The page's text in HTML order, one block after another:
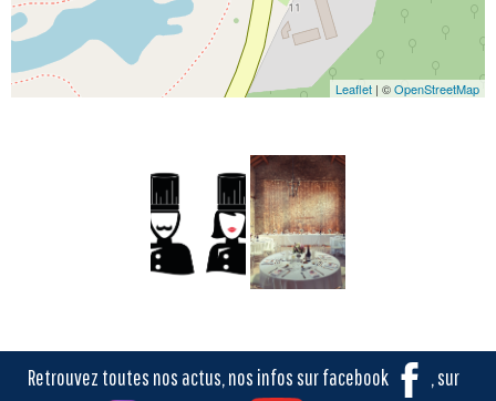
Leaflet | ©OpenStreetMap
Retrouvez toutes nos actus, nos infos sur facebook
, sur